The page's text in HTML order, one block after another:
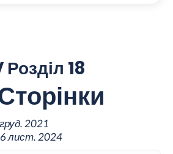
18
2021
лист. 2024